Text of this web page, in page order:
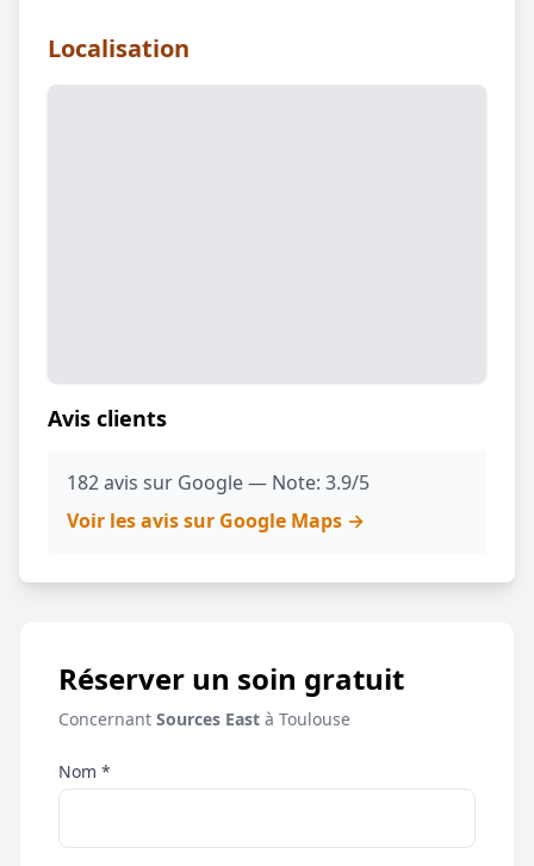
Localisation
Avis clients
182 avis sur Google — Note: 3.9/5
Voir les avis sur Google Maps →
Réserver un soin gratuit
Concernant Sources East à Toulouse
Nom *